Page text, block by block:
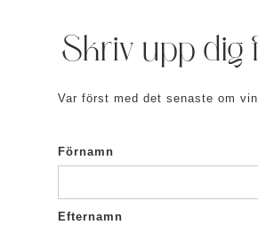
Skriv upp dig
Var först med det senaste om
Förnamn
Efternamn